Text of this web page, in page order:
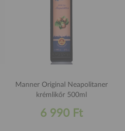
Manner Original Neapolitaner
krémlikőr 500ml
6 990 Ft